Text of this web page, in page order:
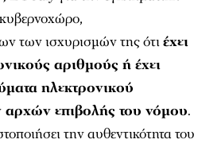
των ισχυρισμών της ότιέχει
αριθμούς ή έχει
ηλεκτρονικού
αρχών επιβολής του νόμου.
την αυθεντικότητα του